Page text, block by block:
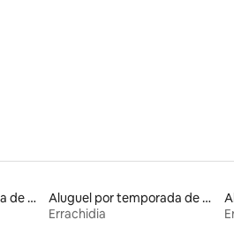
Aluguel por temporada de casas de hóspedes
Aluguel por temporada de alojamentos ecológicos
Errachidia